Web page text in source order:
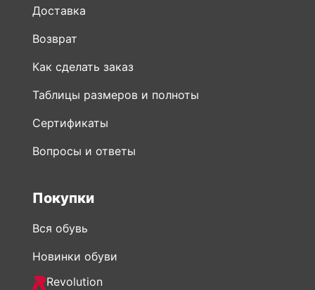
Доставка
Возврат
Как сделать заказ
Таблицы размеров и полноты
Сертификаты
Вопросы и ответы
Покупки
Вся обувь
Новинки обуви
Revolution